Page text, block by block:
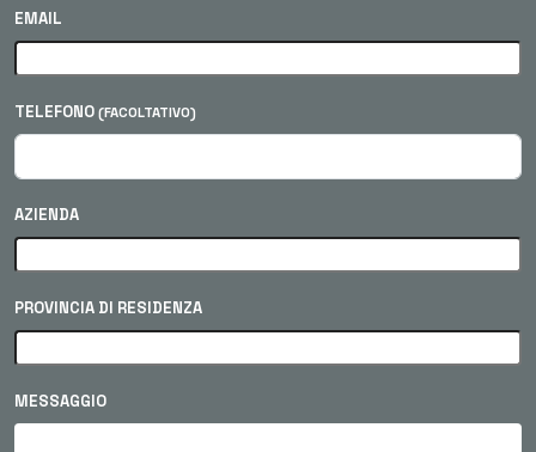
EMAIL
TELEFONO (FACOLTATIVO)
AZIENDA
PROVINCIA DI RESIDENZA
MESSAGGIO